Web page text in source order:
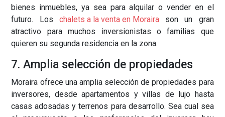
bienes inmuebles, ya sea para alquilar o vender en el
futuro. Los chalets a la venta en Morairason un gran
atractivo para muchos inversionistas o familias que
quieren su segunda residencia en la zona.
7. Amplia selección de propiedades
Moraira ofrece una amplia selección de propiedades para
inversores, desde apartamentos y villas de lujo hasta
casas adosadas y terrenos para desarrollo. Sea cual sea